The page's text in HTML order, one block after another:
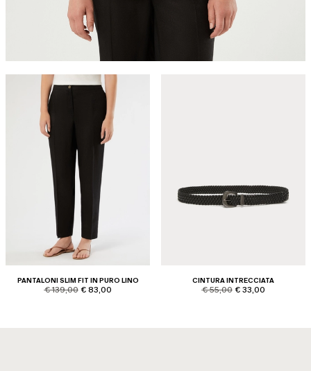
PANTALONI SLIM FIT IN PURO LINO
product.price.original
€ 139,00 product.price.sale
€ 83,00
CINTURA INTRECCIATA
product.price.original
€ 55,00 product.price.sale
€ 33,00